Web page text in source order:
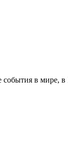
в мире, в